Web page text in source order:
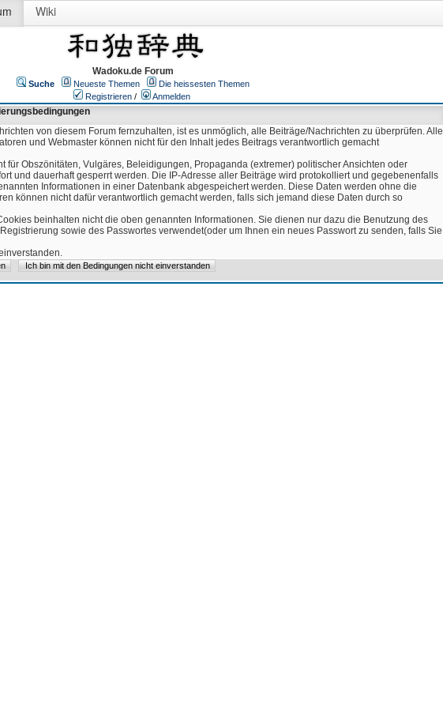
Wiki
Wadoku.de Forum
Suche Neueste Themen
Die heissesten Themen
Registrieren / Anmelden
von diesem Forum fernzuhalten, ist es unmöglich, alle Beiträge/Nachrichten zu überprüfen. Alle
und Webmaster können nicht für den Inhalt jedes Beitrags verantwortlich gemacht
Obszönitäten, Vulgäres, Beleidigungen, Propaganda (extremer) politischer Ansichten oder
und dauerhaft gesperrt werden. Die IP-Adresse aller Beiträge wird protokolliert und gegebenenfalls
Informationen in einer Datenbank abgespeichert werden. Diese Daten werden ohne die
können nicht dafür verantwortlich gemacht werden, falls sich jemand diese Daten durch so
beinhalten nicht die oben genannten Informationen. Sie dienen nur dazu die Benutzung des
sowie des Passwortes verwendet(oder um Ihnen ein neues Passwort zu senden, falls Sie